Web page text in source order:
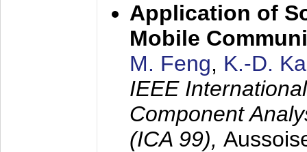
Application of
Mobile
M. Feng, K.-D.
IEEE
Component
(ICA 99),